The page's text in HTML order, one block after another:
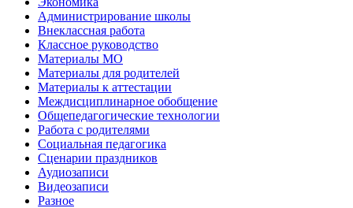
Администрирование школы
Внеклассная работа
Классное руководство
Материалы МО
Материалы для родителей
Материалы к аттестации
Междисциплинарное обобщение
Общепедагогические технологии
Работа с родителями
Социальная педагогика
Сценарии праздников
Аудиозаписи
Видеозаписи
Разное